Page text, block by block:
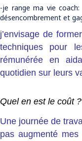
-je range ma vie
désencombrement et
j’envisage de
techniques pour
rémunérée en
quotidien sur leurs
Quel en est le coût ?
Une journée de
pas augmenté